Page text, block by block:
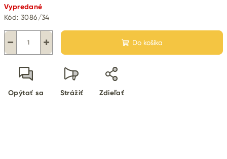
cena:
Vypredané
Kód: 3086/34
+
− Do košíka
Opýtať sa Strážiť Zdieľať